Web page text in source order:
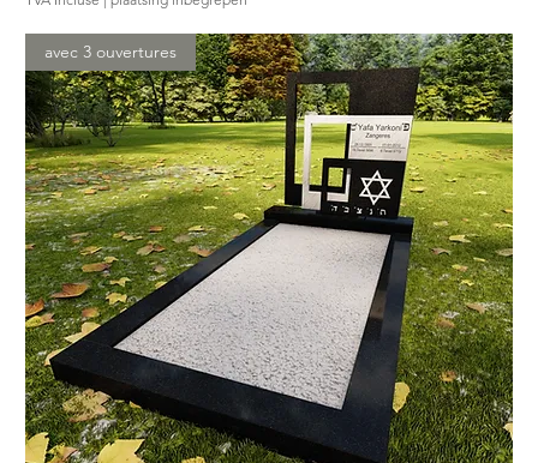
avec 3 ouvertures